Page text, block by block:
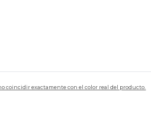
coincidir exactamente con el color real del producto.